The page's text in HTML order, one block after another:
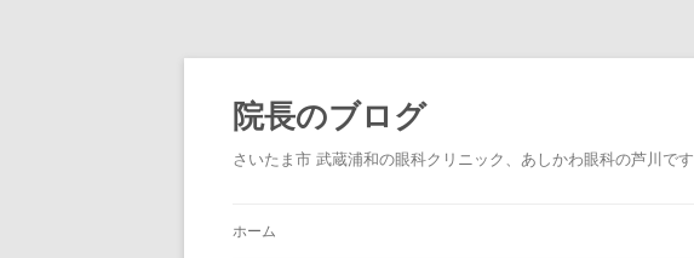
院長のブログ
さいたま市 武蔵浦和の眼科クリニック、あしかわ眼科の芦川です
ホーム